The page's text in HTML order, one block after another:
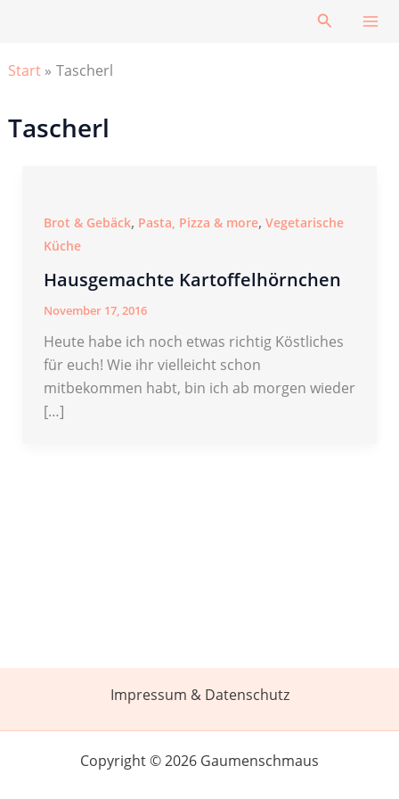
Suchen
Start Tascherl
Tascherl
Brot & Gebäck, Pasta, Pizza & more, Vegetarische
Küche
Hausgemachte Kartoffelhörnchen
November 17, 2016
Heute habe ich noch etwas richtig Köstliches
für euch! Wie ihr vielleicht schon
mitbekommen habt, bin ich ab morgen wieder
[…]
Impressum & Datenschutz
Copyright © 2026 Gaumenschmaus